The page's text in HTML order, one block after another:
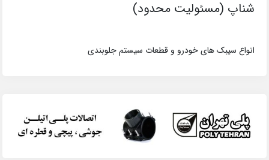
شناپ (مسئولیت محدود)
انواع سیبک های خودرو و قطعات سیستم جلوبندی